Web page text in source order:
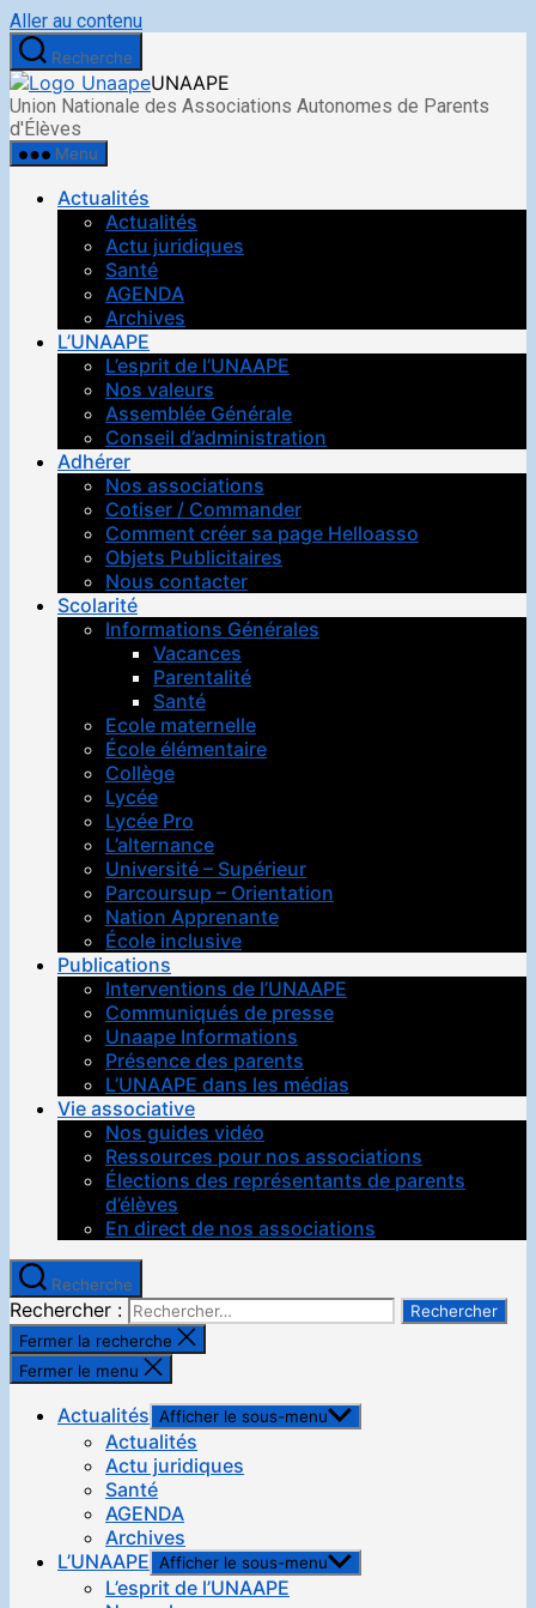
Aller au contenu
Recherche
UNAAPE
Union Nationale des Associations Autonomes de Parents
d'Élèves
Menu
Actualités
Actualités
Actu juridiques
Santé
AGENDA
Archives
L’UNAAPE
L’esprit de l’UNAAPE
Nos valeurs
Assemblée Générale
Conseil d’administration
Adhérer
Nos associations
Cotiser / Commander
Comment créer sa page Helloasso
Objets Publicitaires
Nous contacter
Scolarité
Informations Générales
Vacances
Parentalité
Santé
Ecole maternelle
École élémentaire
Collège
Lycée
Lycée Pro
L’alternance
Université – Supérieur
Parcoursup – Orientation
Nation Apprenante
École inclusive
Publications
Interventions de l’UNAAPE
Communiqués de presse
Unaape Informations
Présence des parents
L’UNAAPE dans les médias
Vie associative
Nos guides vidéo
Ressources pour nos associations
Élections des représentants de parents
d’élèves
En direct de nos associations
Recherche
Rechercher :
Fermer la recherche
Fermer le menu
Actualités Afficher le sous-menu
Actualités
Actu juridiques
Santé
AGENDA
Archives
L’UNAAPE Afficher le sous-menu
L’esprit de l’UNAAPE